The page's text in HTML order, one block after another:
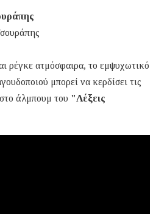
ρέγκε ατμόσφαιρα, το εμψυχωτικό
μπορεί να κερδίσει τις
άλμπουμ του "Λέξεις